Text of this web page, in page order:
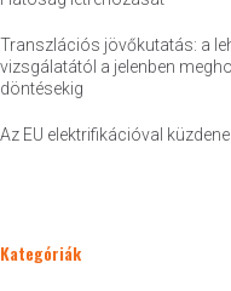
Transzlációs jövőkutatás: a
vizsgálatától a jelenben
döntésekig
Az EU elektrifikációval
Kategóriák